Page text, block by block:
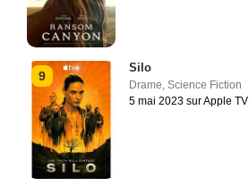
9
Silo
Drame, Science Fiction
5 mai 2023 sur Apple TV